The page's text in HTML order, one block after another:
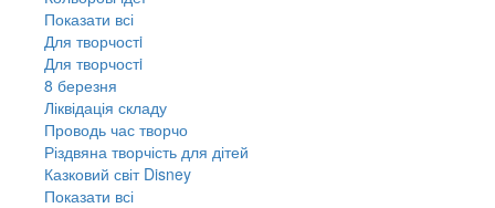
Показати всі
Для творчостi
Для творчостi
8 березня
Ліквідація складу
Проводь час творчо
Різдвяна творчість для дітей
Казковий світ Disney
Показати всі